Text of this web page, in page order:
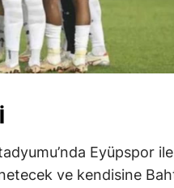
Eyüpspor ile
ve kendisine